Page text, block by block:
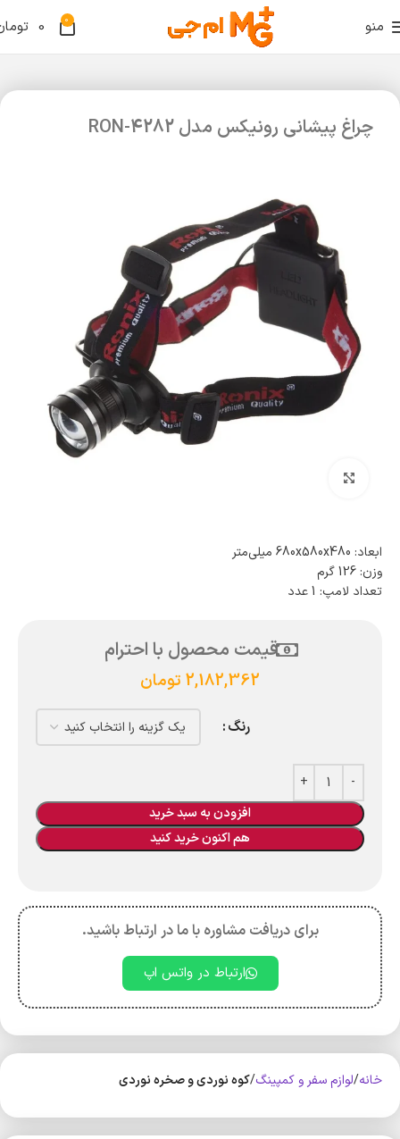
منو 0
0
چراغ پیشانی رونیکس مدل RON-4282
ابعاد: 680x580x480 میلی‌متر
وزن: 126 گرم
تعداد لامپ: 1 عدد
قیمت محصول با احترام
2,182,362 تومان
رنگ
افزودن به سبد خرید
هم اکنون خرید کنید
برای دریافت مشاوره با ما در ارتباط باشید.
ارتباط در واتس اپ
خانه لوازم سفر و کمپینگ کوه‌ نوردی و صخره نوردی